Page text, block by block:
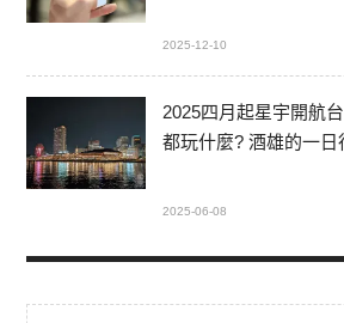
2025-12-10
2025四月起星宇開航
都玩什麼? 酒雄的一日
2025-06-08